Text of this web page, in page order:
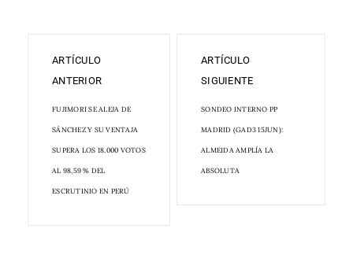
ARTÍCULO
ANTERIOR
FUJIMORI SE ALEJA DE
SÁNCHEZ Y SU VENTAJA
SUPERA LOS 18.000 VOTOS
AL 98,59 % DEL
ESCRUTINIO EN PERÚ
ARTÍCULO
SIGUIENTE
SONDEO INTERNO PP
MADRID (GAD3 15JUN):
ALMEIDA AMPLÍA LA
ABSOLUTA